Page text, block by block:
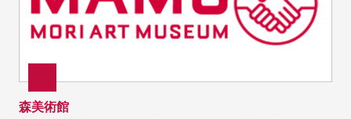
森美術館